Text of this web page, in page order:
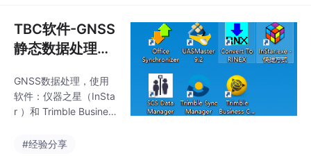
TBC软件-GNSS
静态数据处理与
解决
GNSS数据处理，使用
软件：仪器之星（InSta
r ）和 Trimble Busines
#经验分享